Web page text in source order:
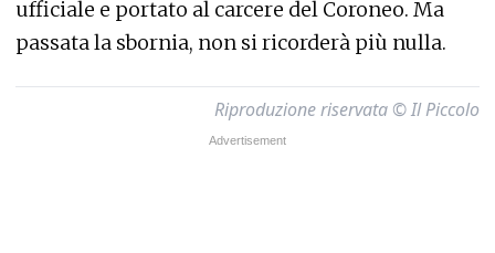
ufficiale e portato al carcere del Coroneo. Ma
passata la sbornia, non si ricorderà più nulla.
Riproduzione riservata © Il Piccolo